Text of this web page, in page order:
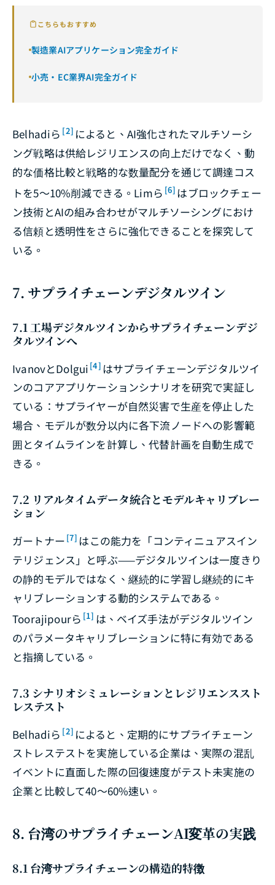
こちらもおすすめ
製造業AIアプリケーション完全ガイド
小売・EC業界AI完全ガイド
Belhadiら [2] によると、AI強化されたマルチソーシ
ング戦略は供給レジリエンスの向上だけでなく、動
的な価格比較と戦略的な数量配分を通じて調達コス
トを5〜10%削減できる。Limら [6] はブロックチェー
ン技術とAIの組み合わせがマルチソーシングにおけ
る信頼と透明性をさらに強化できることを探究して
いる。
7. サプライチェーンデジタルツイン
7.1 工場デジタルツインからサプライチェーンデジ
タルツインへ
IvanovとDolgui [4] はサプライチェーンデジタルツイ
ンのコアアプリケーションシナリオを研究で実証し
ている：サプライヤーが自然災害で生産を停止した
場合、モデルが数分以内に各下流ノードへの影響範
囲とタイムラインを計算し、代替計画を自動生成で
きる。
7.2 リアルタイムデータ統合とモデルキャリブレー
ション
ガートナー [7] はこの能力を「コンティニュアスイン
テリジェンス」と呼ぶ——デジタルツインは一度きり
の静的モデルではなく、継続的に学習し継続的にキ
ャリブレーションする動的システムである。
Toorajipourら [1] は、ベイズ手法がデジタルツイン
のパラメータキャリブレーションに特に有効である
と指摘している。
7.3 シナリオシミュレーションとレジリエンススト
レステスト
Belhadiら [2] によると、定期的にサプライチェーン
ストレステストを実施している企業は、実際の混乱
イベントに直面した際の回復速度がテスト未実施の
企業と比較して40〜60%速い。
8. 台湾のサプライチェーンAI変革の実践
8.1 台湾サプライチェーンの構造的特徴